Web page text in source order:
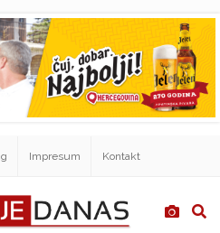
Impresum Kontakt